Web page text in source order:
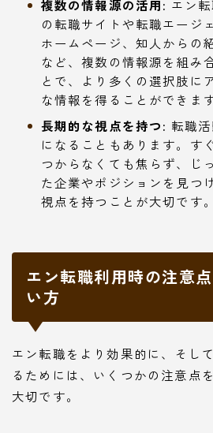
複数の情報源の活用: エン
の転職サイトや転職エージ
ホームページ、知人からの
など、複数の情報源を組み
とで、より多くの選択肢に
な情報を得ることができます
長期的な視点を持つ: 転職
になることもあります。す
つからなくても焦らず、じ
た企業やポジションを見つ
視点を持つことが大切です。
エン転職利用時の注意
い方
エン転職をより効果的に、そし
るためには、いくつかの注意点
大切です。